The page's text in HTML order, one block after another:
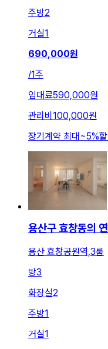
주방2
거실1
690,000원
/1주
임대료590,000원
관리비 100,000원
장기계약 최대 ~5%
용산구 효창동의
용산 효창공원역,3룸
방3
화장실2
주방1
거실1